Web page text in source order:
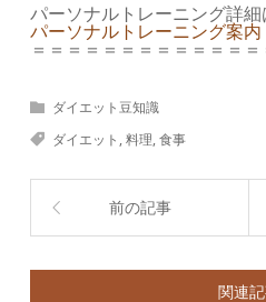
パーソナルトレーニング詳細
パーソナルトレーニング案内
＝＝＝＝＝＝＝＝＝＝＝＝
ダイエット豆知識
ダイエット ,料理,食事
前の記事
関連